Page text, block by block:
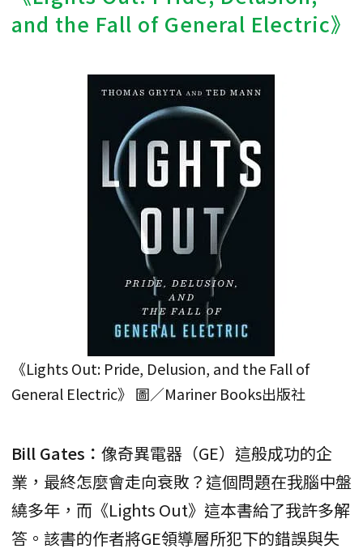
and the Fall of General Electric》
《Lights Out: Pride, Delusion, and the Fall of
General Electric》 圖／Mariner Books出版社
Bill Gates： 像奇異電器（GE）這般成功的企
業，最終怎麼會走向衰敗？這個問題在我腦中盤
繞多年，而《Lights Out》這本書給了我許多解
答。該書的作者將GE領導層所犯下的錯誤與失